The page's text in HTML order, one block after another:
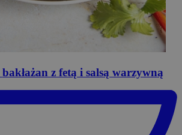
bakłażan z fetą i salsą warzywną